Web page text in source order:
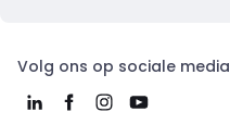
Volg ons op sociale media